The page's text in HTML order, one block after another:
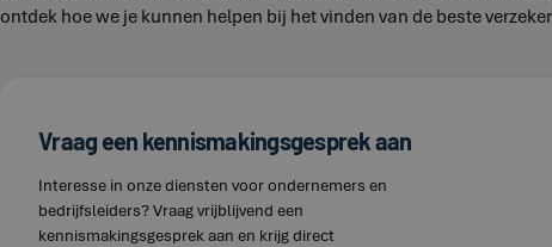
ontdek hoe we je kunnen helpen bij het vinden van de beste
Vraag een kennismakingsgesprek aan
Interesse in onze diensten voor ondernemers en
bedrijfsleiders? Vraag vrijblijvend een
kennismakingsgesprek aan en krijg direct